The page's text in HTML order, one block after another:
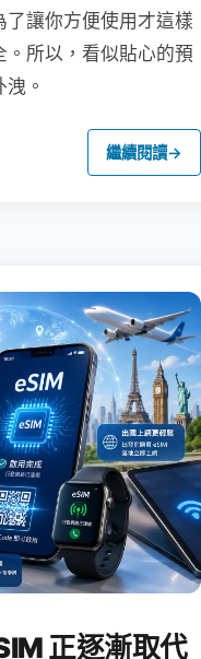
讓你方便使用才這樣
所以，看似貼心的預
。
繼續閱讀→
正逐漸取代